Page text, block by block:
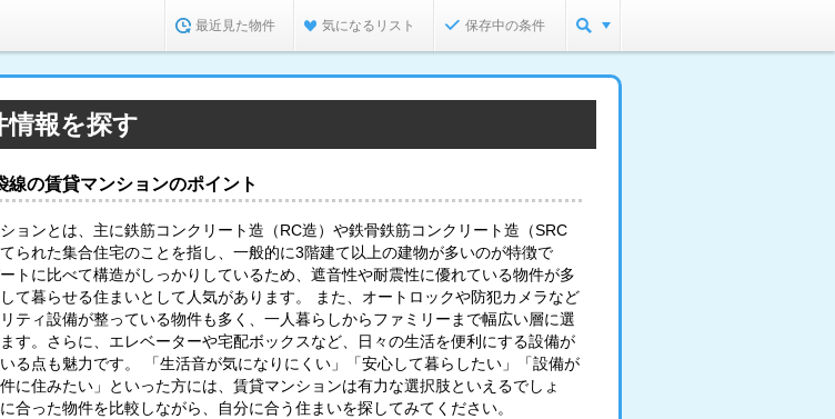
最近見た物件 気になるリスト 保存中の条件
報を探す
線の賃貸マンションのポイント
ョンとは、主に鉄筋コンクリート造（RC造）や鉄骨鉄筋コンクリート造（SRC
られた集合住宅のことを指し、一般的に3階建て以上の建物が多いのが特徴で
トに比べて構造がしっかりしているため、遮音性や耐震性に優れている物件が多
て暮らせる住まいとして人気があります。 また、オートロックや防犯カメラなど
ティ設備が整っている物件も多く、一人暮らしからファミリーまで幅広い層に選
す。さらに、エレベーターや宅配ボックスなど、日々の生活を便利にする設備が
る点も魅力です。 「生活音が気になりにくい」「安心して暮らしたい」「設備が
に住みたい」といった方には、賃貸マンションは有力な選択肢といえるでしょ
合った物件を比較しながら、自分に合う住まいを探してみてください。